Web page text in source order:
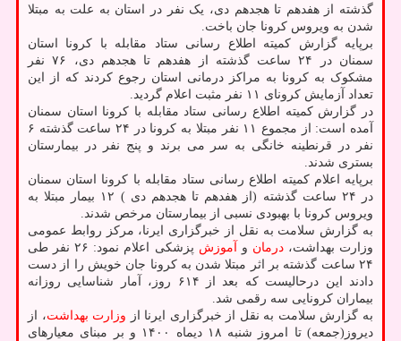
گذشته از هفدهم تا هجدهم دی، یک نفر در استان به علت به مبتلا
شدن به ویروس کرونا جان باخت.
برپایه گزارش کمیته اطلاع رسانی ستاد مقابله با کرونا استان
سمنان در ۲۴ ساعت گذشته از هفدهم تا هجدهم دی، ۷۶ نفر
مشکوک به کرونا به مراکز درمانی استان رجوع کردند که از این
تعداد آزمایش کرونای ۱۱ نفر مثبت اعلام گردید.
در گزارش کمیته اطلاع رسانی ستاد مقابله با کرونا استان سمنان
آمده است: از مجموع ۱۱ نفر مبتلا به کرونا در ۲۴ ساعت گذشته ۶
نفر در قرنطینه خانگی به سر می برند و پنج نفر در بیمارستان
بستری شدند.
برپایه اعلام کمیته اطلاع رسانی ستاد مقابله با کرونا استان سمنان
در ۲۴ ساعت گذشته (از هفدهم تا هجدهم دی ) ۱۲ بیمار مبتلا به
ویروس کرونا با بهبودی نسبی از بیمارستان مرخص شدند.
به گزارش سلامت به نقل از خبرگزاری ایرنا، مرکز روابط عمومی
وزارت بهداشت،درمان و آموزش
پزشکی اعلام نمود: ۲۶ نفر طی
۲۴ ساعت گذشته بر اثر مبتلا شدن به کرونا جان خویش را از دست
دادند این درحالیست که بعد از ۶۱۴ روز، آمار شناسایی روزانه
بیماران کرونایی سه رقمی شد.
به گزارش سلامت به نقل از خبرگزاری ایرنا از وزارت بهداشت، از
دیروز(جمعه) تا امروز شنبه ۱۸ دیماه ۱۴۰۰ و بر مبنای معیارهای